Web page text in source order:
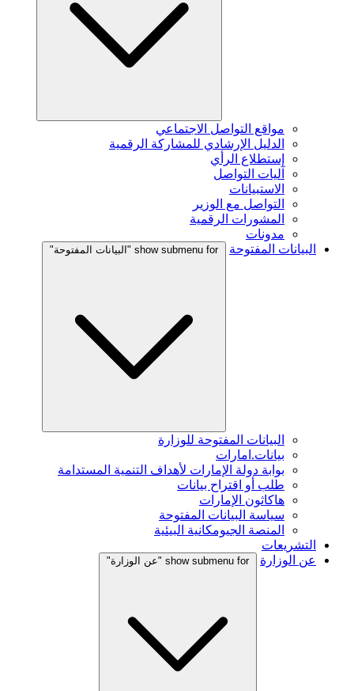
مواقع التواصل الاجتماعي
الدليل الإرشادي للمشاركة الرقمية
إستطلاع الرأي
آليات التواصل
الاستبيانات
التواصل مع الوزير
المشورات الرقمية
مدونات
البيانات المفتوحة
show submenu for "البيانات المفتوحة"
البيانات المفتوحة للوزارة
بيانات.امارات
بوابة دولة الإمارات لأهداف التنمية المستدامة
طلب أو اقتراح بيانات
هاكاثون الإمارات
سياسة البيانات المفتوحة
المنصة الجيومكانية البيئية
التشريعات
عن الوزارة
show submenu for "عن الوزارة"